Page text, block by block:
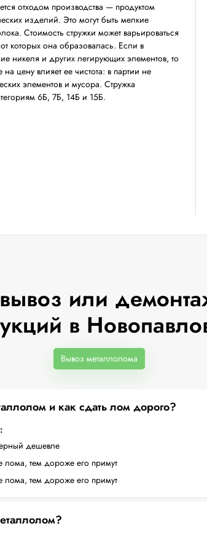
отходом производства — продуктом
изделий. Это могут быть мелкие
Стоимость стружки может варьироваться
которых она образовалась. Если в
никеля и других легирующих элементов, то
цену влияет ее чистота: в партии не
элементов и мусора. Стружка
6Б, 7Б, 14Б и 15Б.
или
в
Вывоз металлолома
и как сдать лом дорого?
дешевле
лома, тем дороже его примут
лома, тем дороже его примут